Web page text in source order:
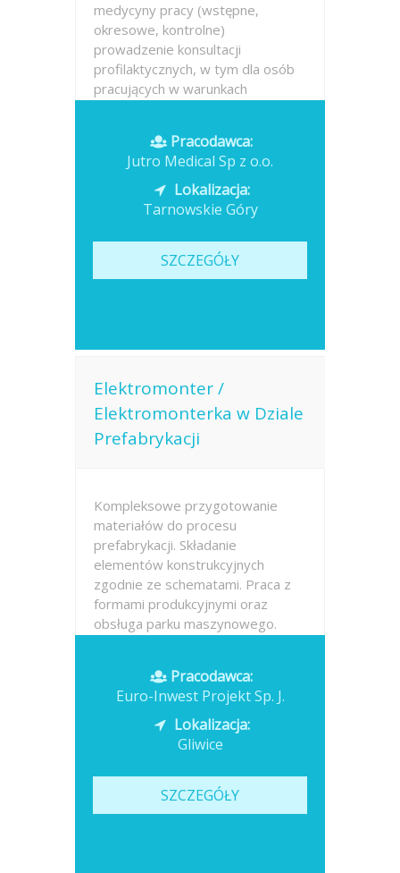
medycyny pracy (wstępne,
okresowe, kontrolne)
prowadzenie konsultacji
profilaktycznych, w tym dla osób
pracujących w warunkach
stanowiskach...
Opublikowano: dzisiaj
Pracodawca:
Jutro Medical Sp z o.o.
Lokalizacja:
Tarnowskie Góry
SZCZEGÓŁY
Elektromonter /
Elektromonterka w Dziale
Prefabrykacji
Kompleksowe przygotowanie
materiałów do procesu
prefabrykacji. Składanie
elementów konstrukcyjnych
zgodnie ze schematami. Praca z
formami produkcyjnymi oraz
obsługa parku maszynowego.
codziennej pracy....
Opublikowano: dzisiaj
Pracodawca:
Euro-Inwest Projekt Sp. J.
Lokalizacja:
Gliwice
SZCZEGÓŁY